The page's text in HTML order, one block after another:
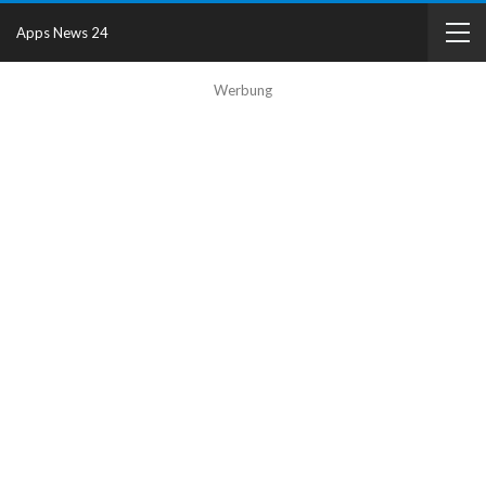
Werbung
Apps News 24